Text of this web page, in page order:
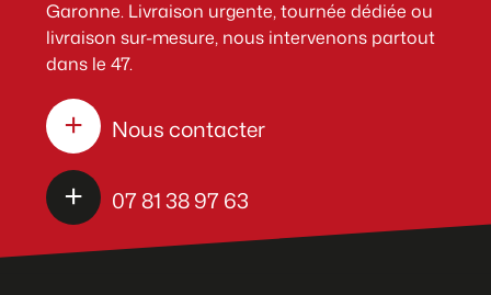
Garonne. Livraison urgente, tournée dédiée ou
livraison sur-mesure, nous intervenons partout
dans le 47.
Nous contacter
07 81 38 97 63